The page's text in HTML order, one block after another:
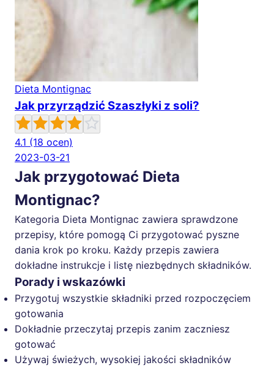
Dieta Montignac
Jak przyrządzić Szaszłyki z soli?
4.1 (18 ocen)
2023-03-21
Jak przygotować Dieta
Montignac?
Kategoria Dieta Montignac zawiera sprawdzone
przepisy, które pomogą Ci przygotować pyszne
dania krok po kroku. Każdy przepis zawiera
dokładne instrukcje i listę niezbędnych składników.
Porady i wskazówki
Przygotuj wszystkie składniki przed rozpoczęciem
gotowania
Dokładnie przeczytaj przepis zanim zaczniesz
gotować
Używaj świeżych, wysokiej jakości składników